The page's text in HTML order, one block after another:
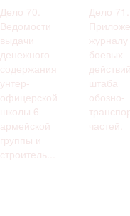
Дело 70.
Ведомости
выдачи
денежного
содержания
унтер-
офицерской
школы 6
армейской
группы и
строитель...
Дело 71.
журналу
боевых
штаба
обозно-
частей.